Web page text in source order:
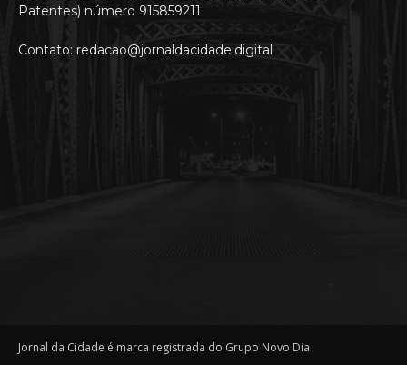
Patentes) número 915859211
Contato: redacao@jornaldacidade.digital
Jornal da Cidade é marca registrada do Grupo Novo Dia